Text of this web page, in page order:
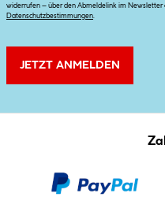
widerrufen – über den Abmeldelink im
Datenschutzbestimmungen
JETZT ANMELDEN